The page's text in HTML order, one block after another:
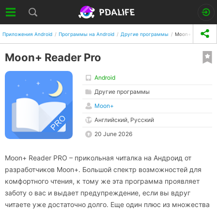
Приложения Android Программы на Android Другие программы Moon+ Reader
Moon+ Reader Pro
Android
Другие программы
Moon+
Английский, Русский
20 June 2026
Moon+ Reader PRO – прикольная читалка на Андроид от
разработчиков Moon+. Большой спектр возможностей для
комфортного чтения, к тому же эта программа проявляет
заботу о вас и выдает предупреждение, если вы вдруг
читаете уже достаточно долго. Еще один плюс из множества